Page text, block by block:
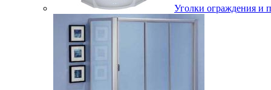
Уголки ограждения и